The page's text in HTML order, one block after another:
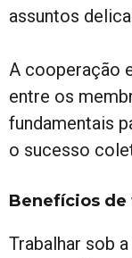
assuntos
A cooperação
entre os
fundamentais
o sucesso
Benefícios de
Trabalhar sob